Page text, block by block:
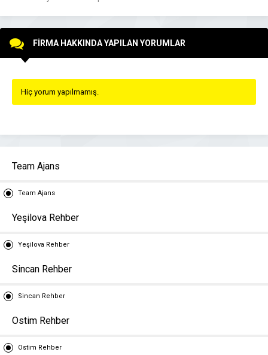
FİRMA HAKKINDA YAPILAN YORUMLAR
Hiç yorum yapılmamış.
Team Ajans
Team Ajans
Yeşilova Rehber
Yeşilova Rehber
Sincan Rehber
Sincan Rehber
Ostim Rehber
Ostim Rehber